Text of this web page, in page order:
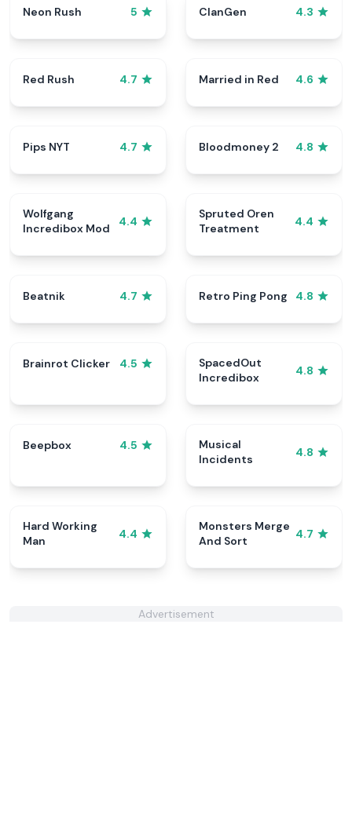
Neon Rush 5 ClanGen 4.3
Red Rush 4.7 Married in Red 4.6
Pips NYT 4.7 Bloodmoney 2 4.8
Wolfgang
Incredibox Mod
4.4
Spruted Oren
Treatment
4.4
Beatnik 4.7 Retro Ping Pong 4.8
Brainrot Clicker 4.5
SpacedOut
Incredibox
4.8
Beepbox 4.5
Musical
Incidents
4.8
Hard Working
Man
4.4
Monsters Merge
And Sort
4.7
Advertisement